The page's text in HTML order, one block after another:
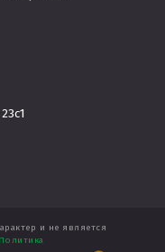
и не является
Политика